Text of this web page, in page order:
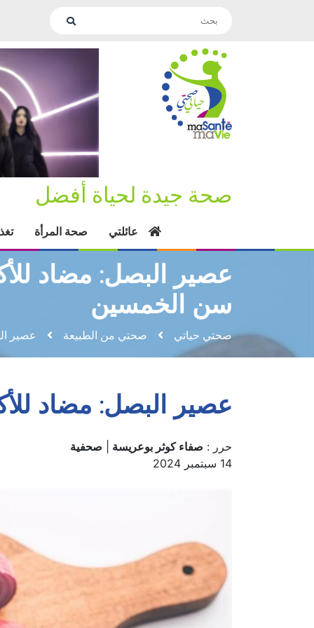
صحة جيدة لحياة أفضل
عائلتي صحة المرأة
عصير البصل: مضاد
سن الخمسين
صحتي حياتي صحتي من الطبيعة عصير
عصير البصل: مضاد
حرر : صفاء كوثر بوعريسة
صحفية
14 سبتمبر 2024